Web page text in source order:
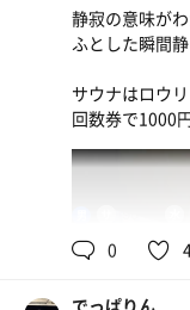
静寂の意味が
ふとした瞬間
サウナはロウ
回数券で1000
0
でっぱりん